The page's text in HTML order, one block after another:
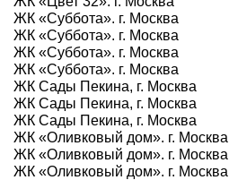
ЖК «Суббота». г. Москва
ЖК «Суббота». г. Москва
ЖК «Суббота». г. Москва
ЖК «Суббота». г. Москва
ЖК Сады Пекина, г. Москва
ЖК Сады Пекина, г. Москва
ЖК Сады Пекина, г. Москва
ЖК «Оливковый дом». г. Москва
ЖК «Оливковый дом». г. Москва
ЖК «Оливковый дом». г. Москва